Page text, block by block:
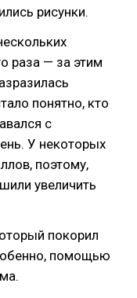
рисунки.
раза — за этим
понятно, кто
с
У некоторых
поэтому,
увеличить
покорил
помощью